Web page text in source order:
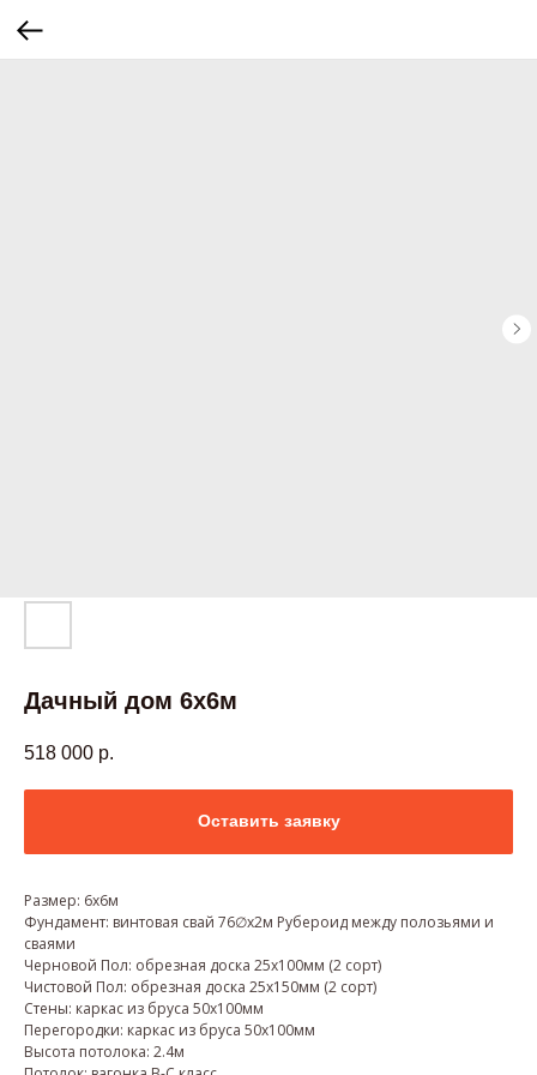
Дачный дом 6х6м
518 000 р.
Оставить заявку
Размер: 6х6м
Фундамент: винтовая свай 76∅х2м Рубероид между полозьями и
сваями
Черновой Пол: обрезная доска 25х100мм (2 сорт)
Чистовой Пол: обрезная доска 25х150мм (2 сорт)
Стены: каркас из бруса 50х100мм
Перегородки: каркас из бруса 50х100мм
Высота потолока: 2.4м